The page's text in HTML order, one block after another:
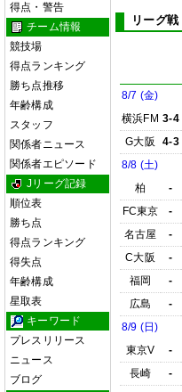
得点・警告
チーム情報
競技場
得点ランキング
勝ち点推移
年齢構成
スタッフ
関係者ニュース
関係者エピソード
Jリーグ記録
順位表
勝ち点
得点ランキング
得失点
年齢構成
星取表
キーワード
プレスリリース
ニュース
ブログ
リーグ戦
8/7 (金)
横浜FM 3-4
G大阪
4-3
8/8 (土)
柏
-
FC東京
-
名古屋
-
C大阪
-
福岡
-
広島
-
8/9 (日)
東京V
-
長崎
-